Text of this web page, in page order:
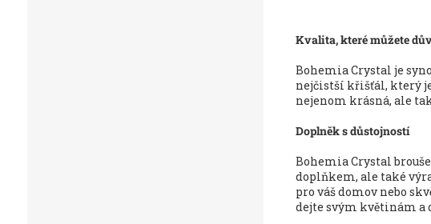
Kvalita, které můžete
Bohemia Crystal je
nejčistší křišťál, který
nejenom krásná, ale
Doplněk s důstojností
Bohemia Crystal
doplňkem, ale také
pro váš domov nebo
dejte svým květinám a